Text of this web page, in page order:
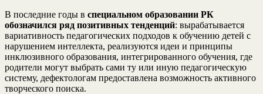
В последние годы в специальном образовании РК
обозначился ряд позитивных тенденций: вырабатывается
вариативность педагогических подходов к обучению детей с
нарушением интеллекта, реализуются идеи и принципы
инклюзивного образования, интегрированного обучения, где
родители могут выбрать сами ту или иную педагогическую
систему, дефектологам предоставлена возможность активного
творческого поиска.